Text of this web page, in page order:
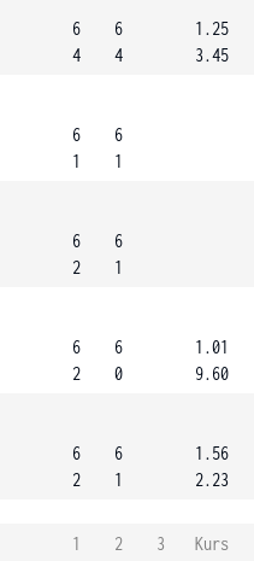
6
4
6
4
1.25
3.45
6
1
6
1
6
2
6
1
6
2
6
0
1.01
9.60
6
2
6
1
1.56
2.23
1 2 3
Kurs